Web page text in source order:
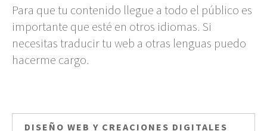
Para que tu contenido llegue a todo el público es
importante que esté en otros idiomas. Si
necesitas traducir tu web a otras lenguas puedo
hacerme cargo.
DISEÑO WEB Y CREACIONES DIGITALES